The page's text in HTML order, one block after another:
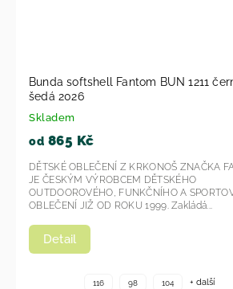
Bunda softshell Fantom
1209 šedý melír+ petrolejový melír
Skladem
od870 Kč
Detail
DĚTSKÉ OBLEČENÍ Z KRKONOŠ ZNAČKA
JE ČESKÝM VÝROBCEM DĚTSKÉHO
OUTDOOROVÉHO, FUNKČNÍHO A
OBLEČENÍ JIŽ OD ROKU 1999. Zakládá si...
116 98 104 + další